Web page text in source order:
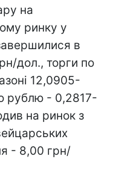
на
ринку у
в
дол., торги по
12,0905-
рублю - 0,2817-
на ринок з
- 8,00 грн/